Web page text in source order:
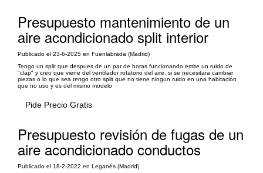
Presupuesto mantenimiento de un
aire acondicionado split interior
Publicado el 23-6-2025 en Fuenlabrada (Madrid)
Tengo un split que despues de un par de horas funcionando emite un ruido de
"clap" y creo que viene del ventilador rotatorio del aire, si se necesitara cambiar
piezas o lo que sea tengo otro split que no tiene ningun ruido en una habitación
que no uso y es del mismo modelo
Pide Precio Gratis
Presupuesto revisión de fugas de un
aire acondicionado conductos
Publicado el 18-2-2022 en Leganés (Madrid)